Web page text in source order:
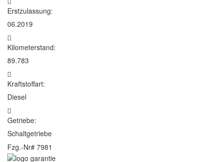
Erstzulassung:
06.2019
Kilometerstand:
89.783
Kraftstoffart:
Diesel
Getriebe:
Schaltgetriebe
Fzg.-Nr# 7981